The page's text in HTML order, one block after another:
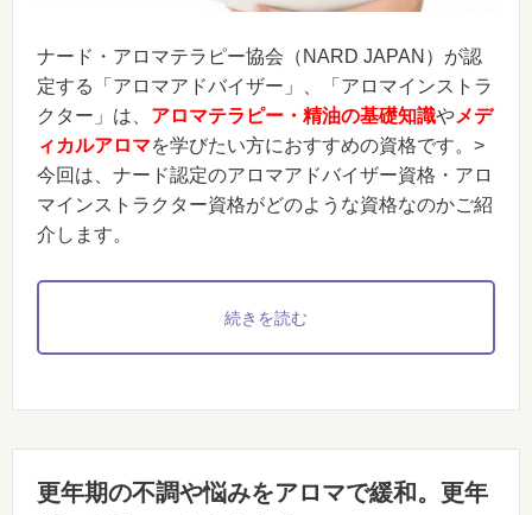
ナード・アロマテラピー協会（NARD JAPAN）が認
定する「アロマアドバイザー」、「アロマインストラ
クター」は、 アロマテラピー・精油の基礎知識やメデ
ィカルアロマを学びたい方におすすめの資格です。>
今回は、ナード認定のアロマアドバイザー資格・アロ
マインストラクター資格がどのような資格なのかご紹
介します。
続きを読む
更年期の不調や悩みをアロマで緩和。更年